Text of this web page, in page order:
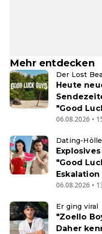
Mehr entdecken
Der Lost
Heute
"Good
06.08.2026 •
Dating-
"Good
Eskalation
06.08.2026 •
Er ging viral
"Zoello
Daher